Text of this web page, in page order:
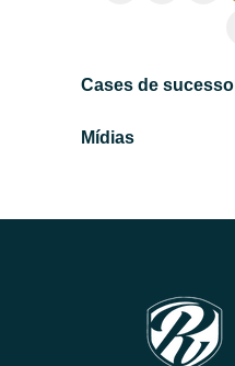
Cases de sucesso
Mídias